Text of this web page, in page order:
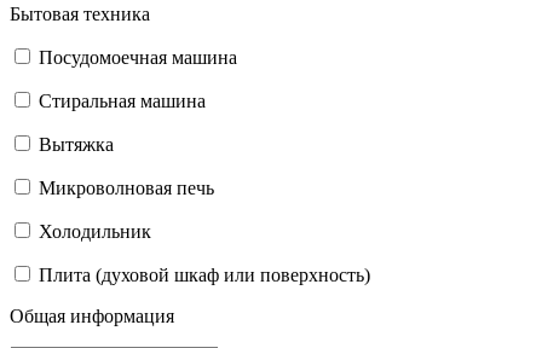
Бытовая техника
Посудомоечная машина
Стиральная машина
Вытяжка
Микроволновая печь
Холодильник
Плита (духовой шкаф или поверхность)
Общая информация